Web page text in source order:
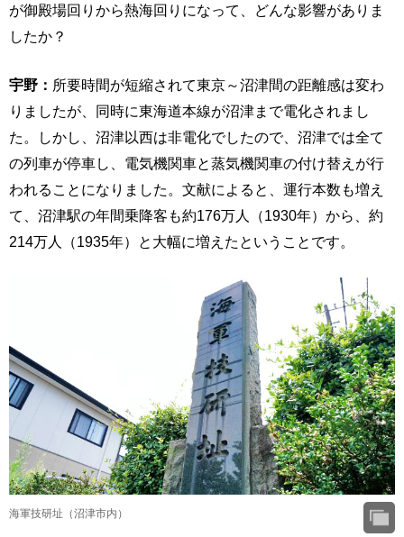
が御殿場回りから熱海回りになって、どんな影響がありま
したか？
宇野： 所要時間が短縮されて東京～沼津間の距離感は変わ
りましたが、同時に東海道本線が沼津まで電化されまし
た。しかし、沼津以西は非電化でしたので、沼津では全て
の列車が停車し、電気機関車と蒸気機関車の付け替えが行
われることになりました。文献によると、運行本数も増え
て、沼津駅の年間乗降客も約176万人（1930年）から、約
214万人（1935年）と大幅に増えたということです。
海軍技研址（沼津市内）